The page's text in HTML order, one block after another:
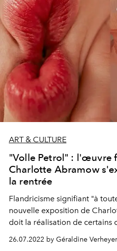
ART & CULTURE
"Volle Petrol" : l'œuvre
Charlotte Abramow
la rentrée
Flandricisme signifiant "à
nouvelle exposition de
doit la réalisation de certains
à Bruxelles, dans sa ville
26.07.2022 by Géraldine